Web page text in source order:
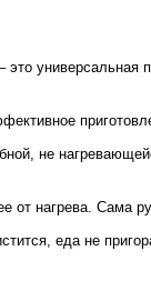
универсальная
не
от нагрева. Сама
еда не